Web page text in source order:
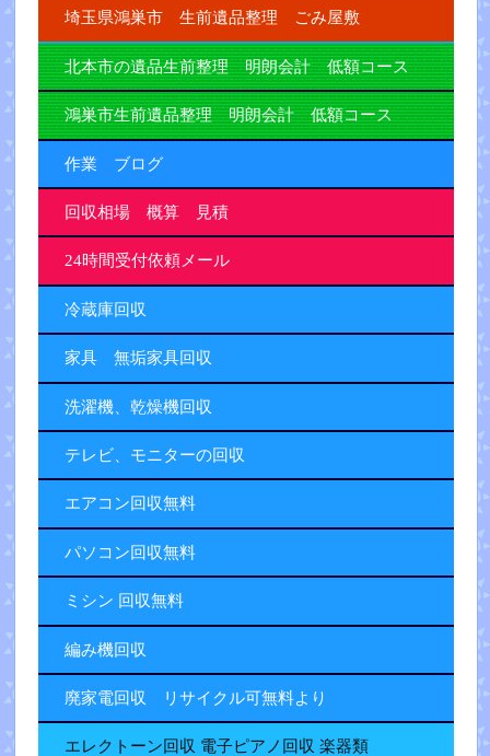
埼玉県鴻巣市 生前遺品整理 ごみ屋敷
北本市の遺品生前整理 明朗会計 低額コース
鴻巣市生前遺品整理 明朗会計 低額コース
作業 ブログ
回収相場 概算 見積
24時間受付依頼メール
冷蔵庫回収
家具 無垢家具回収
洗濯機、乾燥機回収
テレビ、モニターの回収
エアコン回収無料
パソコン回収無料
ミシン 回収無料
編み機回収
廃家電回収 リサイクル可無料より
エレクトーン回収 電子ピアノ回収 楽器類